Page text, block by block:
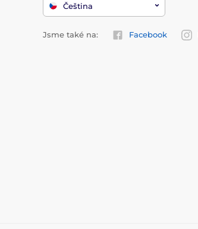
Čeština
Jsme také na: Facebook